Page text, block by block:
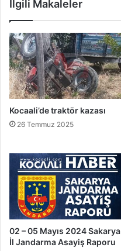
İlgili Makaleler
Kocaali’de traktör kazası
26 Temmuz 2025
02 – 05 Mayıs 2024 Sakarya
İl Jandarma Asayiş Raporu